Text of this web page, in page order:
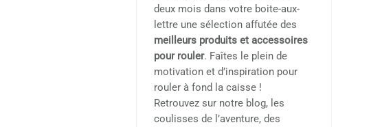
deux mois dans votre boite-aux-
lettre une sélection affutée des
meilleurs produits et accessoires
pour rouler. Faîtes le plein de
motivation et d’inspiration pour
rouler à fond la caisse !
Retrouvez sur notre blog, les
coulisses de l’aventure, des